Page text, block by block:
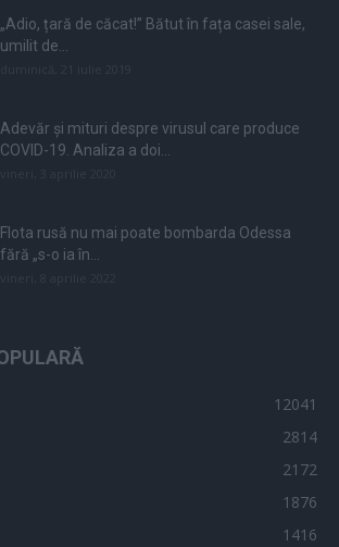
„Adio, țară de căcat!” Bătut în fața casei sale,
umilit de...
Adevăr și mituri despre virusul care produce
COVID-19. Analiza a doi...
Flota rusă nu mai poate bombarda Odessa
fără „s-o ia în...
12041
2814
2172
1876
1416